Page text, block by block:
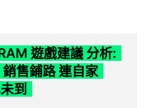
遊戲建議 分析:
售鋪路 連自家
到